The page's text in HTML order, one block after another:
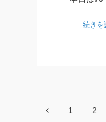
続きを
1 2